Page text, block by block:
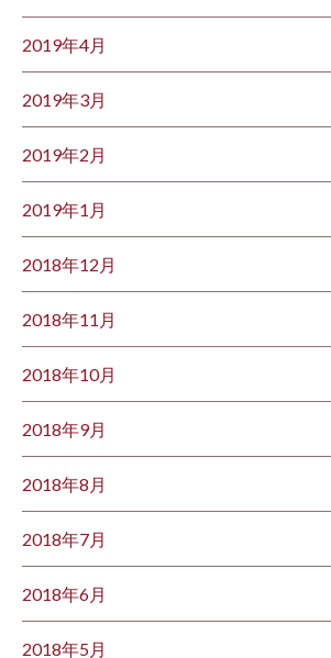
2019年4月
2019年3月
2019年2月
2019年1月
2018年12月
2018年11月
2018年10月
2018年9月
2018年8月
2018年7月
2018年6月
2018年5月